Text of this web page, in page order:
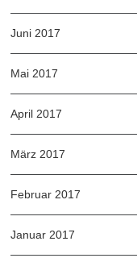
Juni 2017
Mai 2017
April 2017
März 2017
Februar 2017
Januar 2017